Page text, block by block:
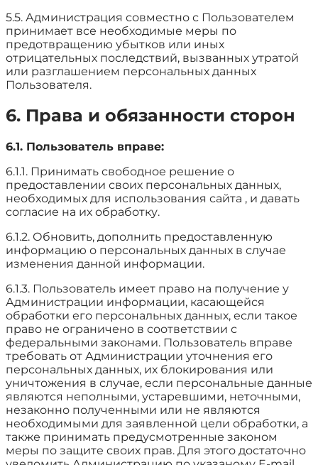
5.5. Администрация совместно с Пользователем
принимает все необходимые меры по
предотвращению убытков или иных
отрицательных последствий, вызванных утратой
или разглашением персональных данных
Пользователя.
6. Права и обязанности сторон
6.1. Пользователь вправе:
6.1.1. Принимать свободное решение о
предоставлении своих персональных данных,
необходимых для использования сайта , и давать
согласие на их обработку.
6.1.2. Обновить, дополнить предоставленную
информацию о персональных данных в случае
изменения данной информации.
6.1.3. Пользователь имеет право на получение у
Администрации информации, касающейся
обработки его персональных данных, если такое
право не ограничено в соответствии с
федеральными законами. Пользователь вправе
требовать от Администрации уточнения его
персональных данных, их блокирования или
уничтожения в случае, если персональные данные
являются неполными, устаревшими, неточными,
незаконно полученными или не являются
необходимыми для заявленной цели обработки, а
также принимать предусмотренные законом
меры по защите своих прав. Для этого достаточно